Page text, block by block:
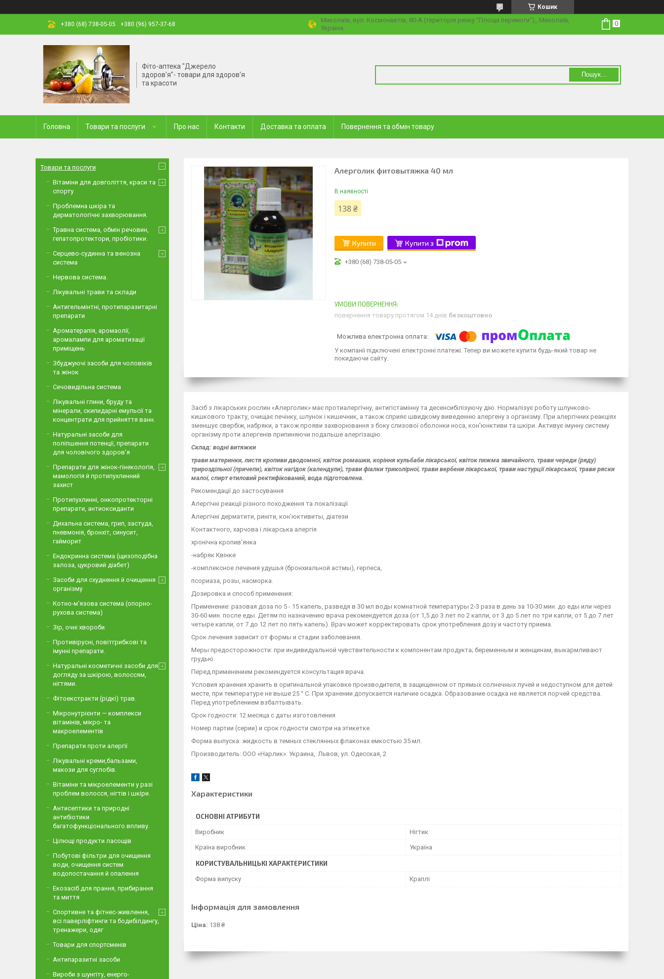
Кошик
+380 (68) 738-05-05 +380 (96) 957-37-68
Миколаїв, вул. Космонавтів, 80-А (територія ринку "Площа перемоги"),, Миколаїв,
Україна
Фіто-аптека "Джерело
здоров'я"- товари для здоров'я
та красоти
Пошук...
Головна Товари та послуги Про нас Контакти Доставка та оплата Повернення та обмін товару
Алерголик фитовытяжка 40 мл
В наявності
138 ₴
Купити Купити з
+380 (68) 738-05-05
повернення товару протягом 14 днів безкоштовно
У компанії підключені електронні платежі. Тепер ви можете купити будь-який товар не
покидаючи сайту.
Засіб з лікарських рослин «Алерголик» має протиалергічну, антигістамінну та десенсибілізуючу дію. Нормалізує роботу шлунково-
кишкового тракту, очищає печінку, шлунок і кишечник, а також сприяє швидкому виведенню алергену з організму. При алергічних реакціях
зменшує свербіж, набряки, а також прояви захворювання з боку слизової оболонки носа, кон'юнктиви та шкіри. Активує імунну систему
організму проти алергенів припиняючи подальше алергізацію.
Склад: водні витяжки
трави материнки, листя кропиви дводомної, квіток ромашки, коріння кульбаби лікарської, квіток пижма звичайного, трави череди (ряду)
трироздільної (причепи), квіток нагідок (календули), трави фіалки триколірної, трави вербени лікарської, трави настурції лікарської, трави ряски
малої, спирт етиловий ректифікований, вода підготовлена.
Рекомендації до застосування
Алергічні реакції різного походження та локалізації
Алергічні дерматити, риніти, кон'юктивиты, діатези
Контактного, харчова і лікарська алергія
хронічна кропив'янка
-набряк Квінке
-комплексное лечения удушья (бронхиальной астмы), герпеса,
псориаза, розы, насморка.
Дозировка и способ применения:
Применение: разовая доза по 5 - 15 капель, разведя в 30 мл воды комнатной температуры 2-3 раза в день за 10-30 мин. до еды или через
30-60 мин. после еды. Детям по назначению врача рекомендуется доза (от 1,5 до 3 лет по 2 капли, от 3 до 5 лет по три капли, от 5 до 7 лет
четыре капли, от 7 до 12 лет по пять капель). Врач может корректировать срок употребления дозу и частоту приема.
Срок лечения зависит от формы и стадии заболевания.
Меры предосторожности: при индивидуальной чувствительности к компонентам продукта; беременным и женщинам, выкармливают
грудью.
Перед применением рекомендуется консультация врача.
Условия хранения хранить в оригинальной упаковке производителя, в защищенном от прямых солнечных лучей и недоступном для детей
месте, при температуре не выше 25 ° С. При хранении допускается наличие осадка. Образование осадка не является порчей средства.
Перед употреблением взбалтывать.
Срок годности: 12 месяца с даты изготовления
Номер партии (серии) и срок годности смотри на этикетке.
Форма выпуска: жидкость в темных стеклянных флаконах емкостью 35 мл.
Производитель: ООО «Нарлик». Украина,. Львов, ул. Одесская, 2
Характеристики
ОСНОВНІ АТРИБУТИ
Виробник Нігтик
Країна виробник Україна
КОРИСТУВАЛЬНИЦЬКІ ХАРАКТЕРИСТИКИ
Форма випуску Краплі
Інформація для замовлення
Ціна: 138 ₴
Товари та послуги
Вітаміни для довголіття, краси та
спорту
Проблемна шкіра та
дерматологічні захворювання.
Травна система, обмін речовин,
гепатопротектори, пробіотики.
Серцево-судинна та венозна
система
Нервова система.
Лікувальні трави та склади
Антигельмінтні, протипаразитарні
препарати
Ароматерапія, аромаолії,
аромалампи для ароматизації
приміщень
Збуджуючі засоби для чоловіків
та жінок
Сечовидільна система
Лікувальні глини, бруду та
мінерали, скипидарні емульсії та
концентрати для прийняття ванн.
Натуральні засоби для
поліпшення потенції, препарати
для чоловічого здоров'я
Препарати для жінок-гінекологія,
мамологія й протипухлинний
захист
Протипухлинні, онкопротекторні
препарати, антиоксиданти
Дихальна система, грип, застуда,
пневмонія, бронхіт, синусит,
гайморит
Ендокринна система (щизоподібна
залоза, цукровий діабет)
Засоби для схуднення й очищення
організму
Котно-м'язова система (опорно-
рухова система)
Зір, очні хвороби.
Противірусні, повітгрибкові та
імунні препарати.
Натуральні косметичні засоби для
догляду за шкірою, волоссям,
нігтями.
Фітоекстракти (рідкі) трав.
Мікронутрієнти — комплекси
вітамінів, мікро- та
макроелементів
Препарати проти алергії
Лікувальні креми,бальзами,
макози для суглобів.
Вітаміни та мікроелементи у разі
проблем волосся, нігтів і шкіри.
Антисептики та природні
антибіотики
багатофункціонального впливу.
Цілющі продукти ласощів
Побутові фільтри для очищення
води, очищення систем
водопостачання й опалення
Екозасіб для прання, прибирання
та миття
Спортивне та фітнес-живлення,
всі паверліфтинги та бодибілдингу,
тренажери, одяг
Товари для спортсменів
Антипаразитні засоби
Вироби з шунгіту, енерго-